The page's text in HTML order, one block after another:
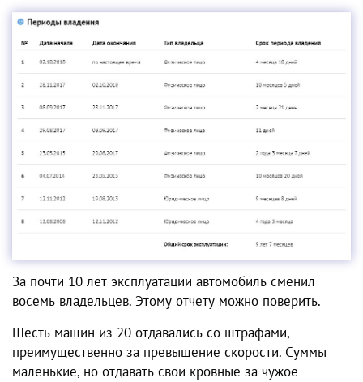
За почти 10 лет эксплуатации автомобиль сменил
восемь владельцев. Этому отчету можно поверить.
Шесть машин из 20 отдавались со штрафами,
преимущественно за превышение скорости. Суммы
маленькие, но отдавать свои кровные за чужое